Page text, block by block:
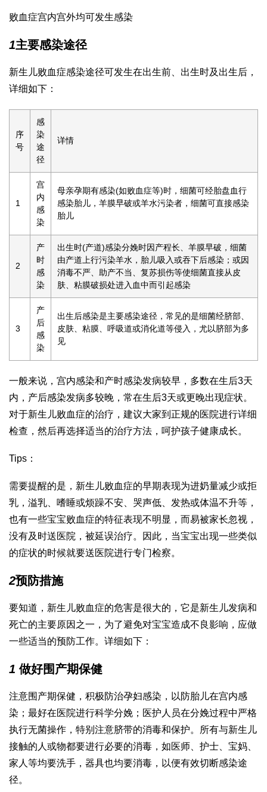
败血症宫内宫外均可发生感染
1主要感染途径
新生儿败血症感染途径可发生在出生前、出生时及出生后，
详细如下：
序
号
感
染
途
径
详情
1
宫
内
感
染
母亲孕期有感染(如败血症等)时，细菌可经胎盘血行
感染胎儿，羊膜早破或羊水污染者，细菌可直接感染
胎儿
2
产
时
感
染
出生时(产道)感染分娩时因产程长、羊膜早破，细菌
由产道上行污染羊水，胎儿吸入或吞下后感染；或因
消毒不严、助产不当、复苏损伤等使细菌直接从皮
肤、粘膜破损处进入血中而引起感染
3
产
后
感
染
出生后感染是主要感染途径，常见的是细菌经脐部、
皮肤、粘膜、呼吸道或消化道等侵入，尤以脐部为多
见
一般来说，宫内感染和产时感染发病较早，多数在生后3天
内，产后感染发病多较晚，常在生后3天或更晚出现症状。
对于新生儿败血症的治疗，建议大家到正规的医院进行详细
检查，然后再选择适当的治疗方法，呵护孩子健康成长。
Tips：
需要提醒的是，新生儿败血症的早期表现为进奶量减少或拒
乳，溢乳、嗜睡或烦躁不安、哭声低、发热或体温不升等，
也有一些宝宝败血症的特征表现不明显，而易被家长忽视，
没有及时送医院，被延误治疗。因此，当宝宝出现一些类似
的症状的时候就要送医院进行专门检察。
2预防措施
要知道，新生儿败血症的危害是很大的，它是新生儿发病和
死亡的主要原因之一，为了避免对宝宝造成不良影响，应做
一些适当的预防工作。详细如下：
1 做好围产期保健
注意围产期保健，积极防治孕妇感染，以防胎儿在宫内感
染；最好在医院进行科学分娩；医护人员在分娩过程中严格
执行无菌操作，特别注意脐带的消毒和保护。所有与新生儿
接触的人或物都要进行必要的消毒，如医师、护士、宝妈、
家人等均要洗手，器具也均要消毒，以便有效切断感染途
径。